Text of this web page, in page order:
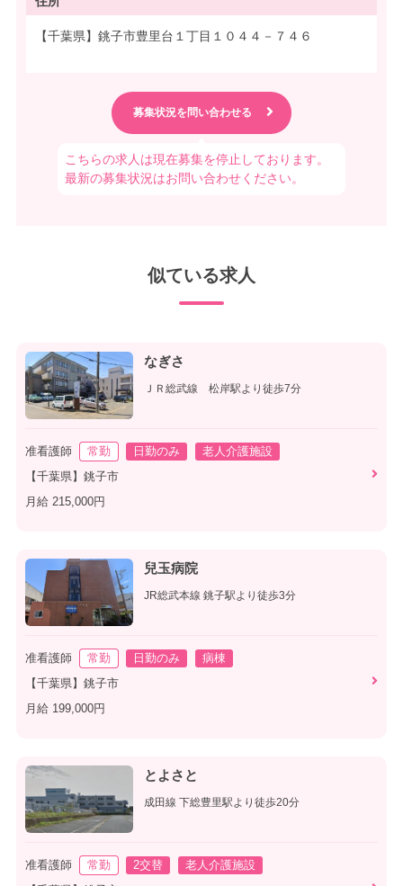
【千葉県】銚子市豊里台１丁目１０４４－７４６
こちらの求人は現在募集を停止しております。
最新の募集状況はお問い合わせください。
似ている求人
なぎさ
ＪＲ総武線 松岸駅より徒歩7分
准看護師 常勤 日勤のみ
老人介護施設
【千葉県】銚子市
月給 215,000円
兒玉病院
JR総武本線 銚子駅より徒歩3分
准看護師 常勤 日勤のみ
病棟
【千葉県】銚子市
月給 199,000円
とよさと
成田線 下総豊里駅より徒歩20分
准看護師 常勤 2交替
老人介護施設